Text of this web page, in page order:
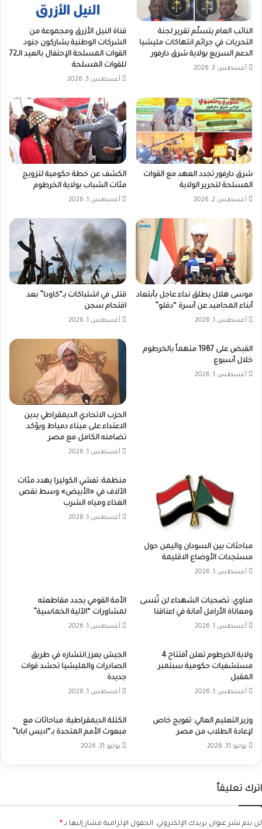
النائب العام يتسلّم تقرير لجنة
التحريات في جرائم انتهاكات مليشيا
الدعم السريع بولاية شرق دارفور
أغسطس 3, 2026
قناة النيل الأزرق ومجموعة من
الشركات الوطنية يشاركون جنود
القوات المسلحة الإحتفال بالعيد الـ72
للقوات المسلحة
أغسطس 3, 2026
شرق دارفور تجدد العهد مع القوات
المسلحة لتحرير الولاية
أغسطس 2, 2026
الكشف عن خطة حكومية لتزويج
مئات الشباب بولاية الخرطوم
أغسطس 1, 2026
موسى هلال يطلق نداء عاجل بأبتعاد
أبناء المحاميد عن أسرة “دقلو”
أغسطس 1, 2026
قتلى في اشتباكات بـ“كاودا” بعد
اقتحام سجن
أغسطس 1, 2026
القبض على 1987 متهماً بالخرطوم
خلال أسبوع
أغسطس 1, 2026
الحزب الاتحادي الديمقراطي يدين
الاعتداء على ميناء دمياط ويؤكد
تضامنه الكامل مع مصر
أغسطس 1, 2026
مباحثات بين السودان واليمن حول
مستجدات الأوضاع الاقليمة
أغسطس 1, 2026
منظمة: تفشي الكوليرا يهدد مئات
الآلاف في «الأبيض» وسط نقص
الغذاء ومياه الشرب
أغسطس 1, 2026
مناوي: تضحيات الشهداء لن تُنسى
ومعاناة الأرامل أمانة في اعناقنا
أغسطس 1, 2026
الأمة القومي يجدد مقاطعته
لمشاورات “الآلية الخماسية”
أغسطس 1, 2026
ولاية الخرطوم تعلن أفتتاح 4
مستشفيات حكومية سبتمبر
المقبل
أغسطس 1, 2026
الجيش يعزز انتشاره في طريق
الصادرات والمليشيا تحشد قوات
جديدة
أغسطس 1, 2026
وزير التعليم العالي: تفويج خاص
لإعادة الطلاب من مصر
يوليو 31, 2026
الكتلة الديمقراطية: مباحاثات مع
مبعوث الأمم المتحدة بـ“اديس ابابا”
يوليو 31, 2026
اترك تعليقاً
لن يتم نشر عنوان بريدك الإلكتروني. الحقول الإلزامية مشار إليها بـ *